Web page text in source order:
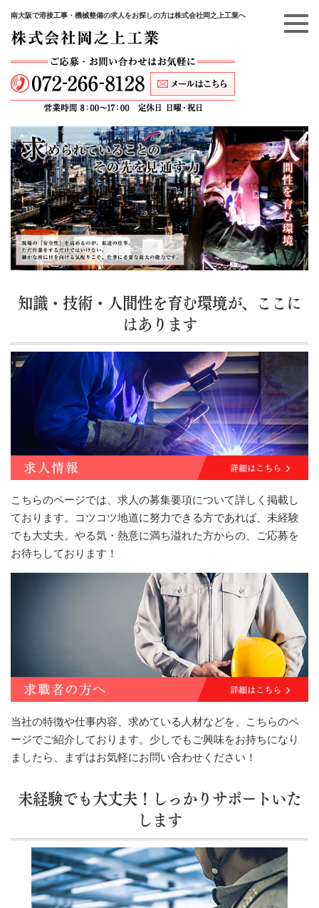
南大阪で溶接工事・機械整備の求人をお探しの方は株式会社岡之上工業へ
知識・技術・人間性を育む環境が、ここに
はあります
こちらのページでは、求人の募集要項について詳しく掲載し
ております。コツコツ地道に努力できる方であれば、未経験
でも大丈夫。やる気・熱意に満ち溢れた方からの、ご応募を
お待ちしております！
当社の特徴や仕事内容、求めている人材などを、こちらのペ
ージでご紹介しております。少しでもご興味をお持ちになり
ましたら、まずはお気軽にお問い合わせください！
未経験でも大丈夫！しっかりサポートいた
します